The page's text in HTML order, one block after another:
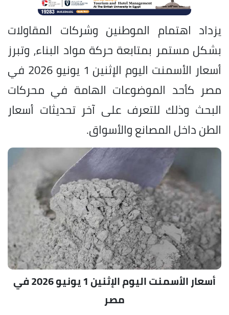
يزداد اهتمام الموطنين وشركات المقاولات
بشكل مستمر بمتابعة حركة مواد البناء، وتبرز
أسعار الأسمنت اليوم الإثنين 1 يونيو 2026 في
مصر كأحد الموضوعات الهامة في محركات
البحث وذلك للتعرف على آخر تحديثات أسعار
الطن داخل المصانع والأسواق.
أسعار الأسمنت اليوم الإثنين 1 يونيو 2026 في
مصر